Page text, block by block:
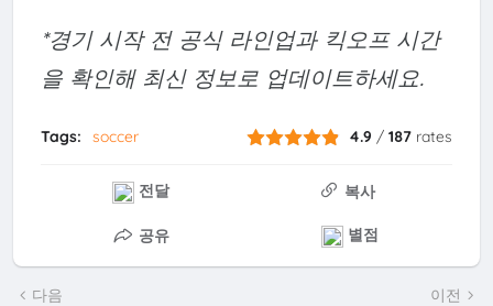
*경기 시작 전 공식 라인업과 킥오프 시간
을 확인해 최신 정보로 업데이트하세요.
Tags: soccer 4.9 /187 rates
전달 복사
공유 별점
다음 이전